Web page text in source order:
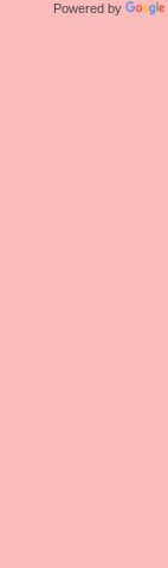
Powered by